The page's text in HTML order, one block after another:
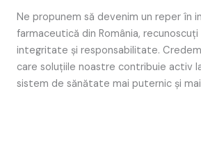
Ne propunem să devenim un reper în
farmaceutică din România,
integritate și responsabilitate.
care soluțiile noastre contribuie activ
sistem de sănătate mai puternic și